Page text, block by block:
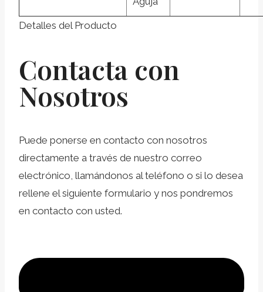
Detalles del Producto
Contacta con
Nosotros
Puede ponerse en contacto con nosotros
directamente a través de nuestro correo
electrónico, llamándonos al teléfono o si lo desea
rellene el siguiente formulario y nos pondremos
en contacto con usted.